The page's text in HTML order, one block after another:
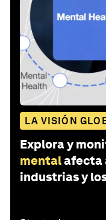
LA VISIÓN
Explora y
mentalafecta
industrias y